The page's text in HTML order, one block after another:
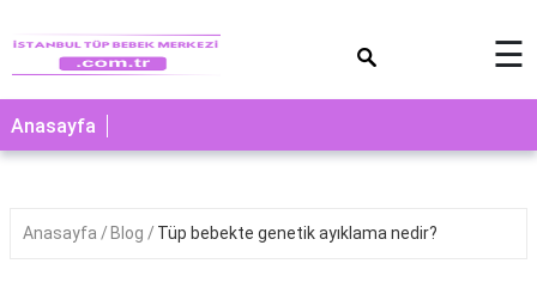
☰
Anasayfa
Anasayfa Blog Tüp bebekte genetik ayıklama nedir?